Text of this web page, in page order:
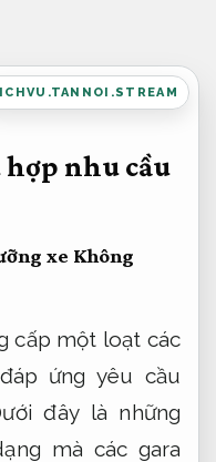
nhu cầu
xe Không
cấp một loạt các
ứng yêu cầu
đây là những
mà các gara